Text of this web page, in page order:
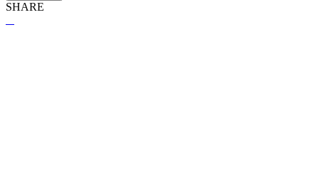
SHARE